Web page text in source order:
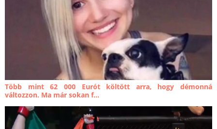
Több mint 62 000 Eurót költött arra, hogy démonná
változzon. Ma már sokan f...